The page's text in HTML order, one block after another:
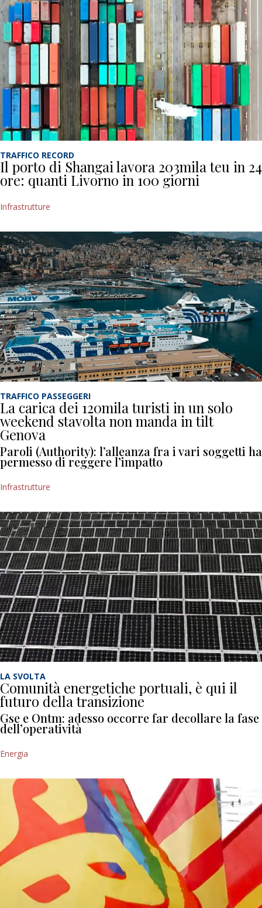
TRAFFICO RECORD
Il porto di Shangai lavora 203mila teu in 24
ore: quanti Livorno in 100 giorni
Infrastrutture
TRAFFICO PASSEGGERI
La carica dei 120mila turisti in un solo
weekend stavolta non manda in tilt
Genova
Paroli (Authority): l’alleanza fra i vari soggetti ha
permesso di reggere l’impatto
Infrastrutture
LA SVOLTA
Comunità energetiche portuali, è qui il
futuro della transizione
Gse e Ontm: adesso occorre far decollare la fase
dell’operatività
Energia